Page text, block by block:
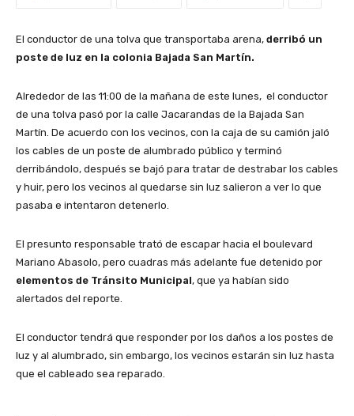
El conductor de una tolva que transportaba arena, derribó un
poste de luz en la colonia Bajada San Martín.
Alrededor de las 11:00 de la mañana de este lunes, el conductor
de una tolva pasó por la calle Jacarandas de la Bajada San
Martín. De acuerdo con los vecinos, con la caja de su camión jaló
los cables de un poste de alumbrado público y terminó
derribándolo, después se bajó para tratar de destrabar los cables
y huir, pero los vecinos al quedarse sin luz salieron a ver lo que
pasaba e intentaron detenerlo.
El presunto responsable trató de escapar hacia el boulevard
Mariano Abasolo, pero cuadras más adelante fue detenido por
elementos de Tránsito Municipal, que ya habían sido
alertados del reporte.
El conductor tendrá que responder por los daños a los postes de
luz y al alumbrado, sin embargo, los vecinos estarán sin luz hasta
que el cableado sea reparado.